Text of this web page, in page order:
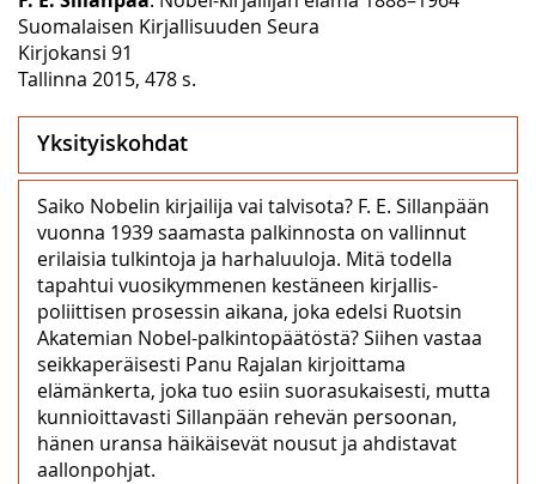
Suomalaisen Kirjallisuuden Seura
Kirjokansi 91
Tallinna 2015, 478 s.
Yksityiskohdat
Saiko Nobelin kirjailija vai talvisota? F. E. Sillanpään
vuonna 1939 saamasta palkinnosta on vallinnut
erilaisia tulkintoja ja harhaluuloja. Mitä todella
tapahtui vuosikymmenen kestäneen kirjallis-
poliittisen prosessin aikana, joka edelsi Ruotsin
Akatemian Nobel-palkintopäätöstä? Siihen vastaa
seikkaperäisesti Panu Rajalan kirjoittama
elämänkerta, joka tuo esiin suorasukaisesti, mutta
kunnioittavasti Sillanpään rehevän persoonan,
hänen uransa häikäisevät nousut ja ahdistavat
aallonpohjat.